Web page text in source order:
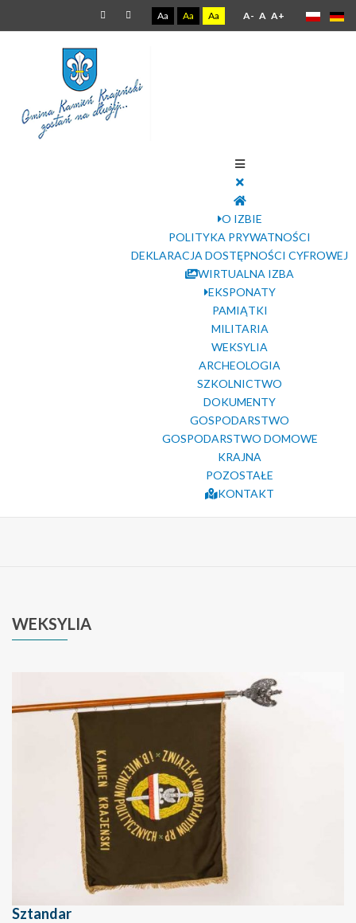
Aa Aa Aa A- A A+
O IZBIE
POLITYKA PRYWATNOŚCI
DEKLARACJA DOSTĘPNOŚCI CYFROWEJ
WIRTUALNA IZBA
EKSPONATY
PAMIĄTKI
MILITARIA
WEKSYLIA
ARCHEOLOGIA
SZKOLNICTWO
DOKUMENTY
GOSPODARSTWO
GOSPODARSTWO DOMOWE
KRAJNA
POZOSTAŁE
KONTAKT
WEKSYLIA
Sztandar